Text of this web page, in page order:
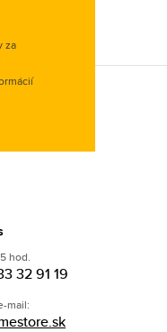
za
hod.
32 91 19
mail: